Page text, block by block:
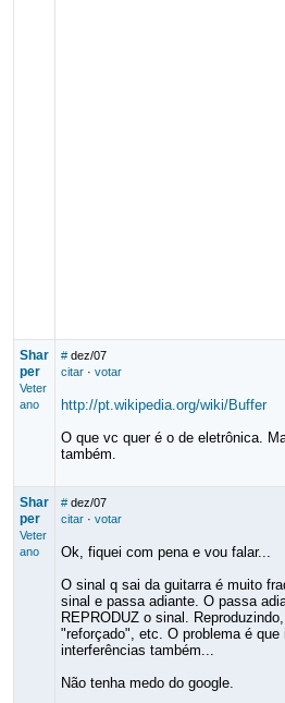
Shar
per
Veter
ano
# dez/07
citar· votar
http://pt.wikipedia.org/wiki/Buffer
O que vc quer é o de eletrônica.
também.
Shar
per
Veter
ano
# dez/07
citar· votar
Ok, fiquei com pena e vou falar...
O sinal q sai da guitarra é muito
sinal e passa adiante. O passa
REPRODUZ o sinal.
"reforçado", etc. O problema é
interferências também...
Não tenha medo do google.